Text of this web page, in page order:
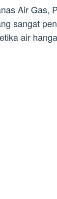
Air Gas,
sangat
air